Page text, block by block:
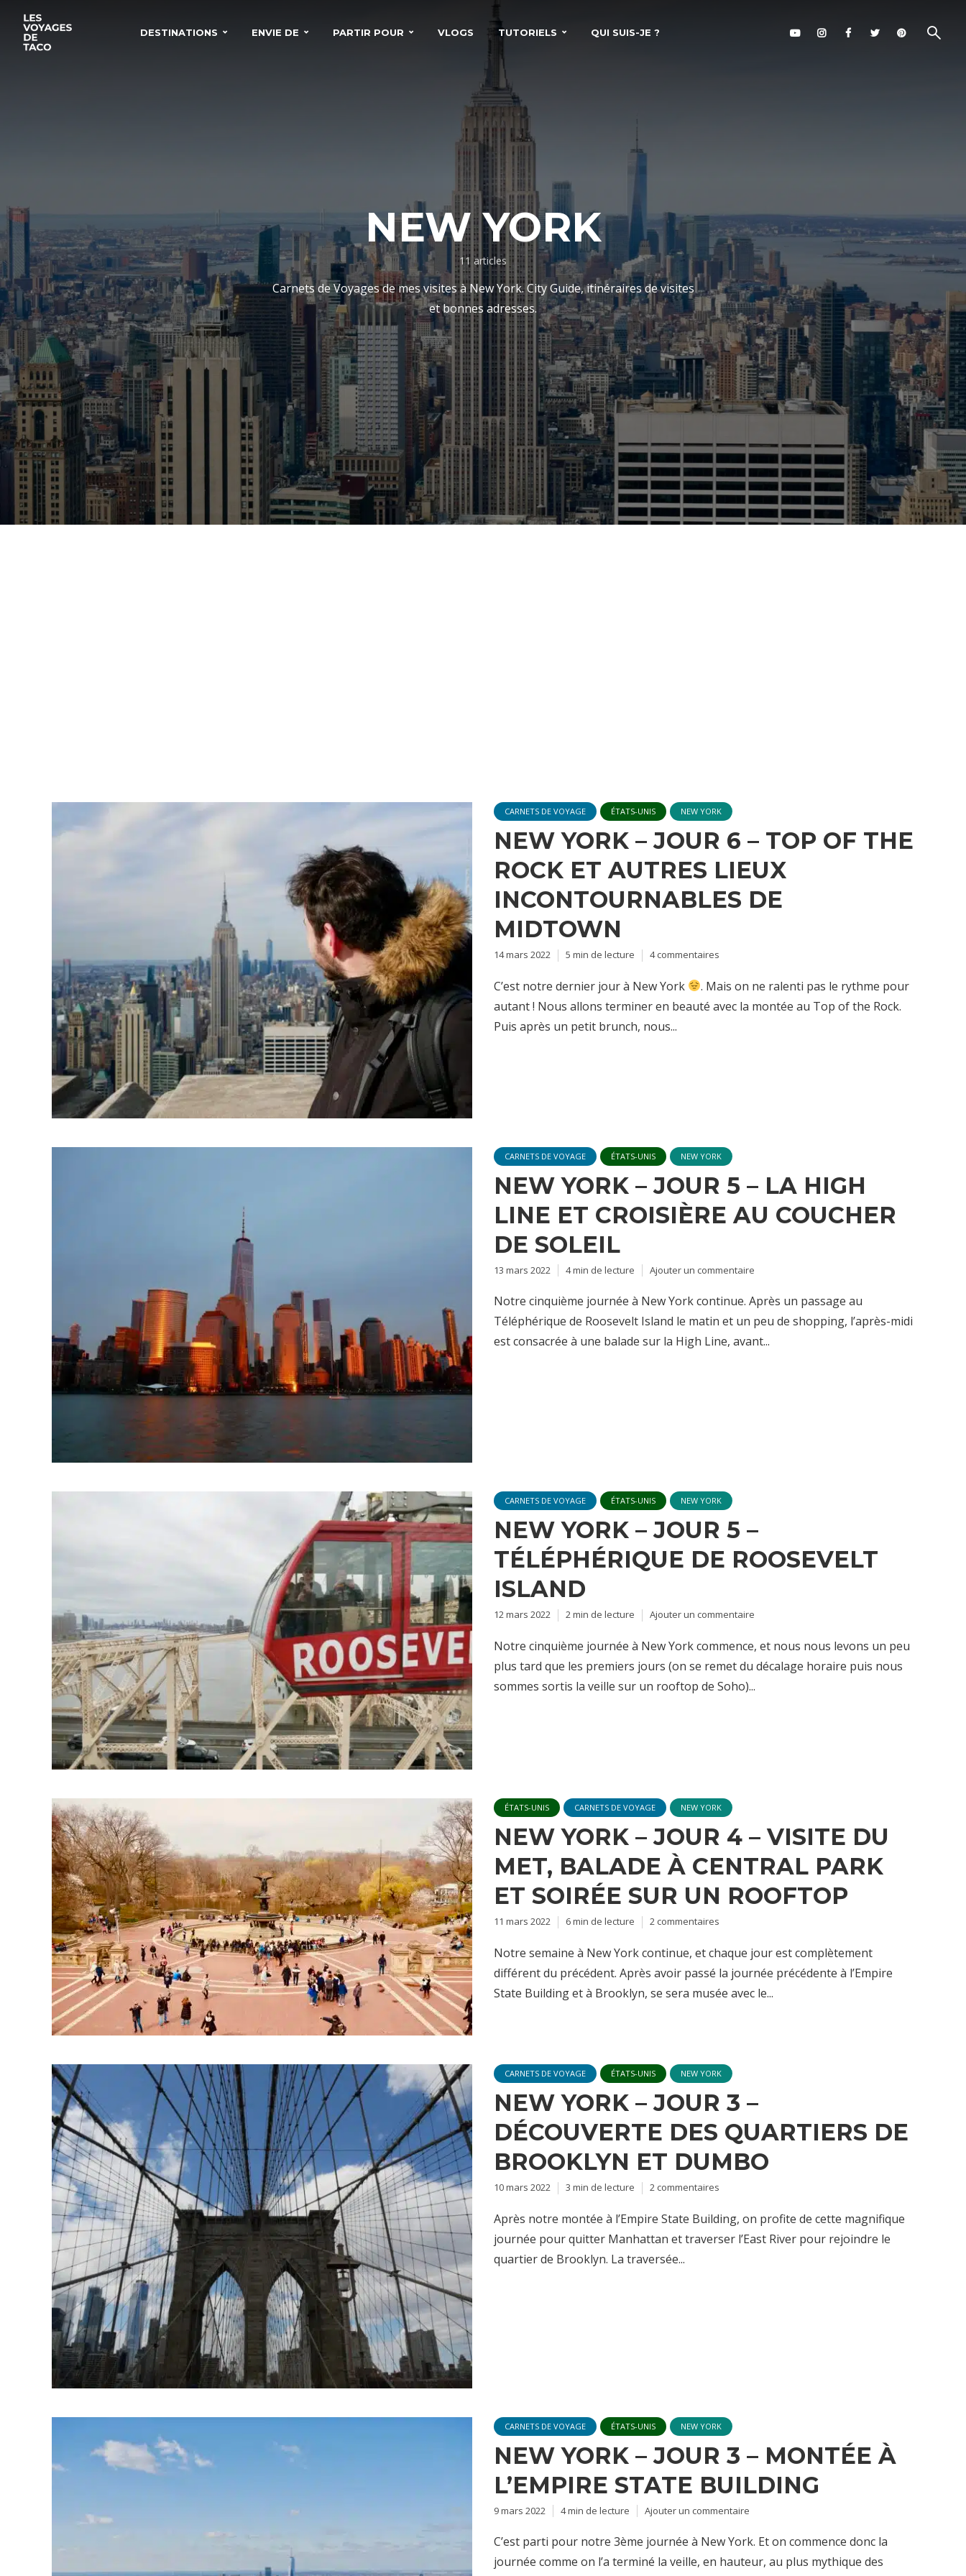
DESTINATIONS ENVIE DE PARTIR POUR VLOGS TUTORIELS QUI SUIS-JE ?
NEW YORK
11 articles
Carnets de Voyages de mes visites à New York. City Guide, itinéraires de visites
et bonnes adresses.
CARNETS DE VOYAGE ÉTATS-UNIS NEW YORK
NEW YORK – JOUR 6 – TOP OF THE
ROCK ET AUTRES LIEUX
INCONTOURNABLES DE
MIDTOWN
14 mars 2022 5 min de lecture 4 commentaires
C’est notre dernier jour à New York
. Mais on ne ralenti pas le rythme pour
autant ! Nous allons terminer en beauté avec la montée au Top of the Rock.
Puis après un petit brunch, nous...
CARNETS DE VOYAGE ÉTATS-UNIS NEW YORK
NEW YORK – JOUR 5 – LA HIGH
LINE ET CROISIÈRE AU COUCHER
DE SOLEIL
13 mars 2022 4 min de lecture Ajouter un commentaire
Notre cinquième journée à New York continue. Après un passage au
Téléphérique de Roosevelt Island le matin et un peu de shopping, l’après-midi
est consacrée à une balade sur la High Line, avant...
CARNETS DE VOYAGE ÉTATS-UNIS NEW YORK
NEW YORK – JOUR 5 –
TÉLÉPHÉRIQUE DE ROOSEVELT
ISLAND
12 mars 2022 2 min de lecture Ajouter un commentaire
Notre cinquième journée à New York commence, et nous nous levons un peu
plus tard que les premiers jours (on se remet du décalage horaire puis nous
sommes sortis la veille sur un rooftop de Soho)...
ÉTATS-UNIS CARNETS DE VOYAGE NEW YORK
NEW YORK – JOUR 4 – VISITE DU
MET, BALADE À CENTRAL PARK
ET SOIRÉE SUR UN ROOFTOP
11 mars 2022 6 min de lecture 2 commentaires
Notre semaine à New York continue, et chaque jour est complètement
différent du précédent. Après avoir passé la journée précédente à l’Empire
State Building et à Brooklyn, se sera musée avec le...
CARNETS DE VOYAGE ÉTATS-UNIS NEW YORK
NEW YORK – JOUR 3 –
DÉCOUVERTE DES QUARTIERS DE
BROOKLYN ET DUMBO
10 mars 2022 3 min de lecture 2 commentaires
Après notre montée à l’Empire State Building, on profite de cette magnifique
journée pour quitter Manhattan et traverser l’East River pour rejoindre le
quartier de Brooklyn. La traversée...
CARNETS DE VOYAGE ÉTATS-UNIS NEW YORK
NEW YORK – JOUR 3 – MONTÉE À
L’EMPIRE STATE BUILDING
9 mars 2022 4 min de lecture Ajouter un commentaire
C’est parti pour notre 3ème journée à New York. Et on commence donc la
journée comme on l’a terminé la veille, en hauteur, au plus mythique des